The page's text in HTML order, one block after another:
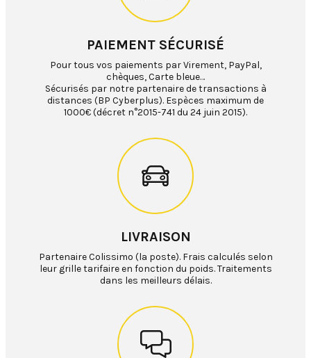
PAIEMENT SÉCURISÉ
Pour tous vos paiements par Virement, PayPal,
chèques, Carte bleue…
Sécurisés par notre partenaire de transactions à
distances (BP Cyberplus). Espèces maximum de
1000€ (décret n°2015-741 du 24 juin 2015).
LIVRAISON
Partenaire Colissimo (la poste). Frais calculés selon
leur grille tarifaire en fonction du poids. Traitements
dans les meilleurs délais.